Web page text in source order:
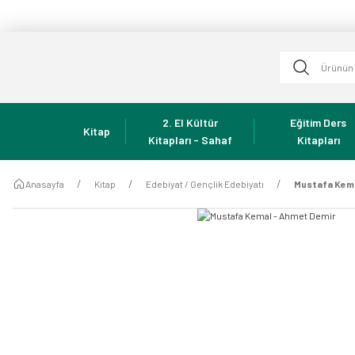
Kitap
2. El Kültür
Kitapları - Sahaf
Eğitim Ders
Kitapları
Anasayfa Kitap Edebiyat / Gençlik Edebiyatı Mustafa